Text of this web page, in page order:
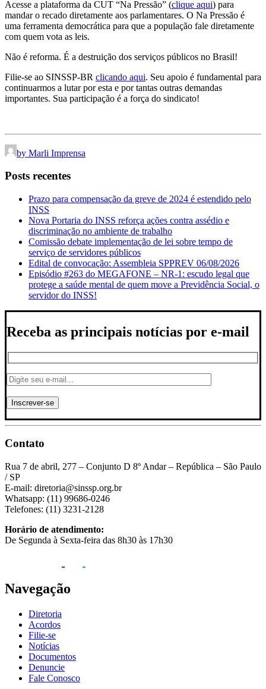
Acesse a plataforma da CUT “Na Pressão” (clique aqui) para
mandar o recado diretamente aos parlamentares. O Na Pressão é
uma ferramenta democrática para que a população fale diretamente
com quem vota as leis.
Não é reforma. É a destruição dos serviços públicos no Brasil!
Filie-se ao SINSSP-BR clicando aqui. Seu apoio é fundamental para
continuarmos a lutar por esta e por tantas outras demandas
importantes. Sua participação é a força do sindicato!
by Marli Imprensa
Posts recentes
Prazo para compensação da greve de 2024 é estendido pelo
INSS
Nova Portaria do INSS reforça ações contra assédio e
discriminação no ambiente de trabalho
Comissão debate implementação de lei sobre tempo de
serviço de servidores públicos
Edital de convocação: Assembleia SPPREV 06/08/2026
Episódio #263 do MEGAFONE – NR-1: escudo legal que
protege a saúde mental de quem move a Previdência Social, o
servidor do INSS!
Receba as principais notícias por e-mail
Contato
Rua 7 de abril, 277 – Conjunto D 8º Andar – República – São Paulo
/ SP
E-mail: diretoria@sinssp.org.br
Whatsapp: (11) 99686-0246
Telefones: (11) 3231-2128
Horário de atendimento:
De Segunda à Sexta-feira das 8h30 às 17h30
Navegação
Diretoria
Acordos
Filie-se
Notícias
Documentos
Denuncie
Fale Conosco